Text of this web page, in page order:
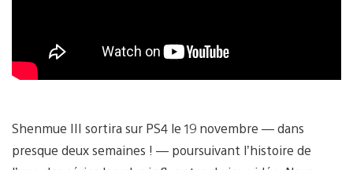
Shenmue III sortira sur PS4 le 19 novembre — dans
presque deux semaines ! — poursuivant l’histoire de